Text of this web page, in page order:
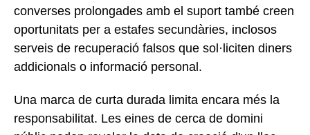
converses prolongades amb el suport també creen
oportunitats per a estafes secundàries, inclosos
serveis de recuperació falsos que sol·liciten diners
addicionals o informació personal.
Una marca de curta durada limita encara més la
responsabilitat. Les eines de cerca de domini